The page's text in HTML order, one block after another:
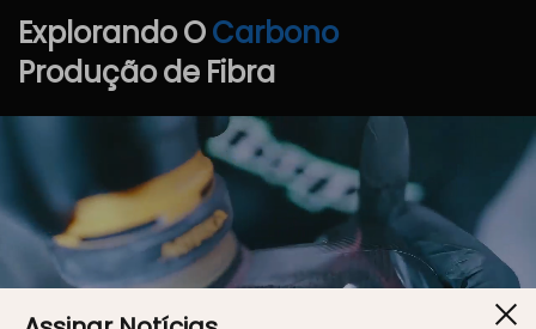
ExplorandoOCarbono
Produçãode Fibra